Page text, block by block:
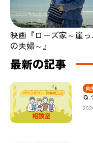
映画『ローズ家～崖
の夫婦～』
最新の記事
向
Ｑ.